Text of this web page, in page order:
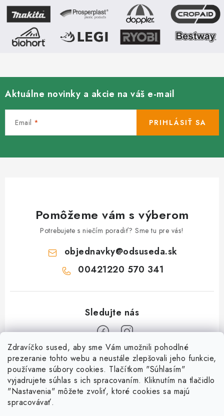
Zdravíčko sused, aby sme Vám umožnili pohodlné
prezeranie tohto webu a neustále zlepšovali jeho funkcie,
používame súbory cookies. Tlačítkom "Súhlasím"
vyjadrujete súhlas s ich spracovaním. Kliknutím na tlačidlo
"Nastavenia" môžete zvoliť, ktoré cookies sa majú
spracovávať.
Aktuálne novinky a akcie na váš e-mail
Email PRIHLÁSIŤ SA
Pomôžeme vám s výberom
Potrebujete s niečím poradiť? Sme tu pre vás!
objednavky@odsuseda.sk
00421220 570 341
O nás
Kontakty
Všetko o nákupe